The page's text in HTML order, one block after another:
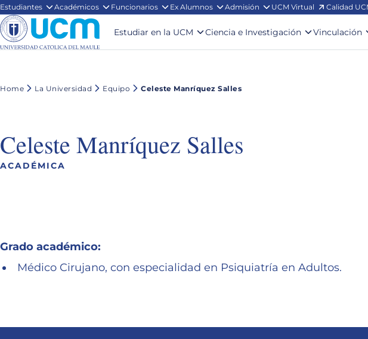
Estudiantes Académicos Funcionarios Ex Alumnos Admisión UCM Virtual Calidad
Estudiar en la UCM Ciencia e Investigación Vinculación
Home La Universidad Equipo Celeste Manríquez Salles
Celeste Manríquez Salles
ACADÉMICA
Grado académico:
Médico Cirujano, con especialidad en Psiquiatría en Adultos.